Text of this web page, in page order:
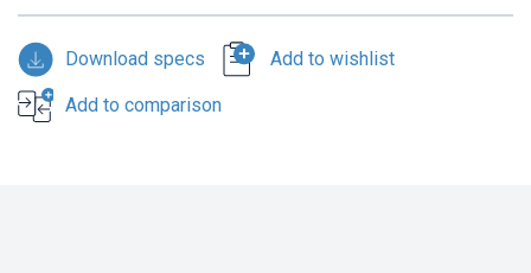
Download specs
Add to wishlist
Add to comparison